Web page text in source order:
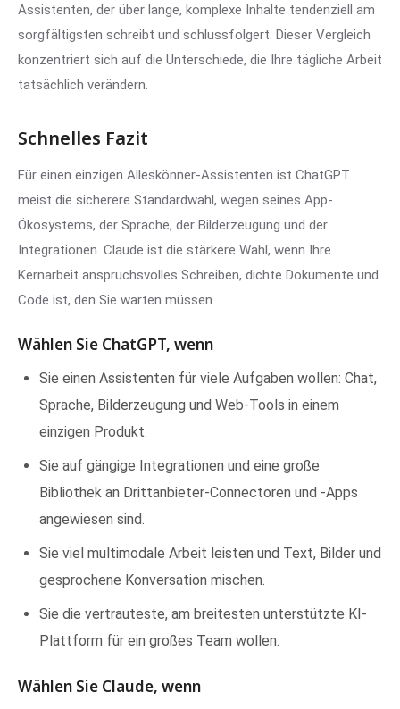
Assistenten, der über lange, komplexe Inhalte tendenziell am
sorgfältigsten schreibt und schlussfolgert. Dieser Vergleich
konzentriert sich auf die Unterschiede, die Ihre tägliche Arbeit
tatsächlich verändern.
Schnelles Fazit
Für einen einzigen Alleskönner-Assistenten ist ChatGPT
meist die sicherere Standardwahl, wegen seines App-
Ökosystems, der Sprache, der Bilderzeugung und der
Integrationen. Claude ist die stärkere Wahl, wenn Ihre
Kernarbeit anspruchsvolles Schreiben, dichte Dokumente und
Code ist, den Sie warten müssen.
Wählen Sie ChatGPT, wenn
Sie einen Assistenten für viele Aufgaben wollen: Chat,
Sprache, Bilderzeugung und Web-Tools in einem
einzigen Produkt.
Sie auf gängige Integrationen und eine große
Bibliothek an Drittanbieter-Connectoren und -Apps
angewiesen sind.
Sie viel multimodale Arbeit leisten und Text, Bilder und
gesprochene Konversation mischen.
Sie die vertrauteste, am breitesten unterstützte KI-
Plattform für ein großes Team wollen.
Wählen Sie Claude, wenn